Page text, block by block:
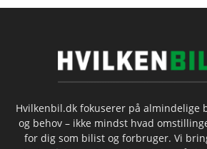
Hvilkenbil.dk fokuserer på almindelige
og behov – ikke mindst hvad
for dig som bilist og forbruger. Vi